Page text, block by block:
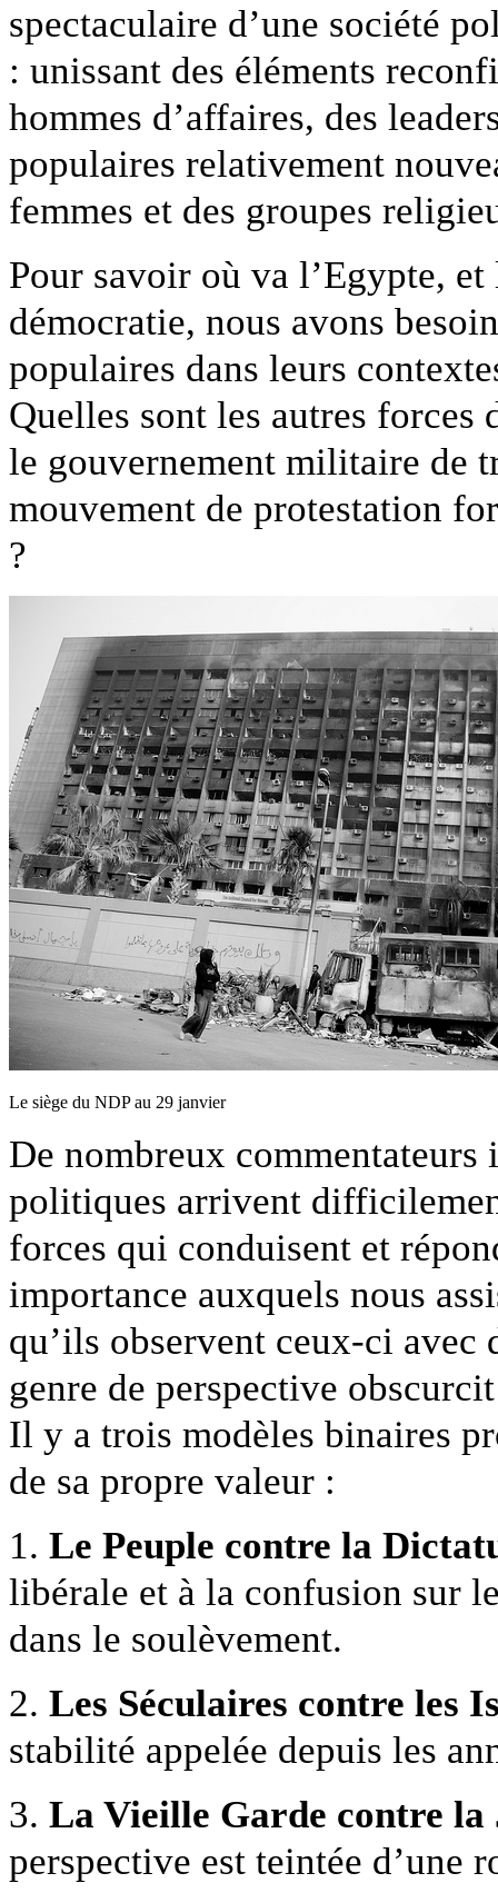
spectaculaire d’une société
: unissant des éléments
hommes d’affaires, des
populaires relativement
femmes et des groupes
Pour savoir où va l’Egypte,
démocratie, nous avons
populaires dans leurs
Quelles sont les autres
le gouvernement militaire de
mouvement de protestation
?
Le siège du NDP au 29 janvier
De nombreux
politiques arrivent
forces qui conduisent et
importance auxquels nous
qu’ils observent ceux-ci avec
genre de perspective
Il y a trois modèles binaires
de sa propre valeur :
1. Le Peuple contre la
libérale et à la confusion sur
dans le soulèvement.
2. Les Séculaires contre les
stabilité appelée depuis les
3. La Vieille Garde contre la
perspective est teintée d’une